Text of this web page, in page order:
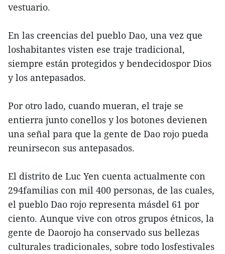
vestuario.
En las creencias del pueblo Dao, una vez que
loshabitantes visten ese traje tradicional,
siempre están protegidos y bendecidospor Dios
y los antepasados.
Por otro lado, cuando mueran, el traje se
entierra junto conellos y los botones devienen
una señal para que la gente de Dao rojo pueda
reunirsecon sus antepasados.
El distrito de Luc Yen cuenta actualmente con
294familias con mil 400 personas, de las cuales,
el pueblo Dao rojo representa másdel 61 por
ciento. Aunque vive con otros grupos étnicos, la
gente de Daorojo ha conservado sus bellezas
culturales tradicionales, sobre todo losfestivales